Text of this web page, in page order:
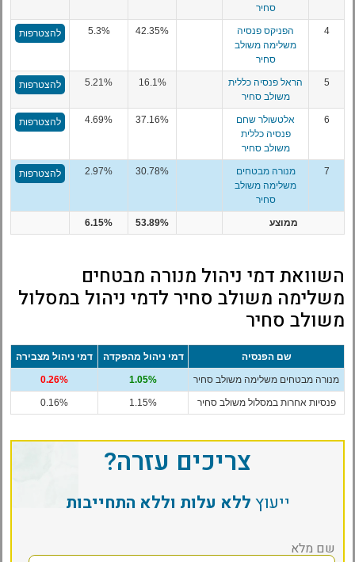
סחיר
4
הפניקס פנסיה
משלימה משולב
סחיר
42.35%
5.3% להצטרפות
5
הראל פנסיה כללית
משולב סחיר
16.1%
5.21% להצטרפות
6
אלטשולר שחם
פנסיה כללית
משולב סחיר
37.16%
4.69% להצטרפות
7
מנורה מבטחים
משלימה משולב
סחיר
30.78%
2.97% להצטרפות
ממוצע 53.89%
6.15%
השוואת דמי ניהול מנורה מבטחים
משלימה משולב סחיר לדמי ניהול במסלול
משולב סחיר
שם הפנסיה דמי ניהול מהפקדה דמי ניהול מצבירה
מנורה מבטחים משלימה משולב סחיר 1.05%
0.26%
פנסיות אחרות במסלול משולב סחיר 1.15%
0.16%
צריכים עזרה?
ייעוץללא עלות וללא התחייבות
שם מלא